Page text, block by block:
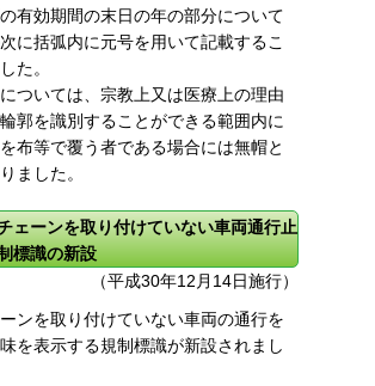
有効期間の末日の年の部分について
に括弧内に元号を用いて記載するこ
た。
ついては、宗教上又は医療上の理由
郭を識別することができる範囲内に
布等で覆う者である場合には無帽と
ました。
ェーンを取り付けていない車両通行止
標識の新設
（平成30年12月14日施行）
ンを取り付けていない車両の通行を
を表示する規制標識が新設されまし